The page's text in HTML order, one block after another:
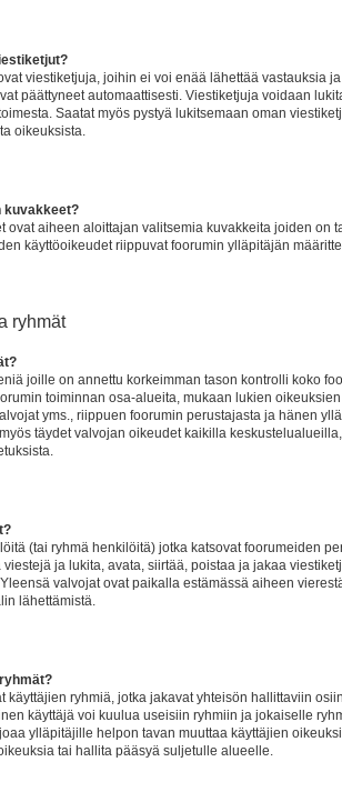
viestiketjuja, joihin ei voi enää lähettää vastauksia
päättyneet automaattisesti. Viestiketjuja voidaan
Saatat myös pystyä lukitsemaan oman
oikeuksista.
kuvakkeet?
ovat aiheen aloittajan valitsemia kuvakkeita joiden on
käyttöoikeudet riippuvat foorumin ylläpitäjän
ryhmät
joille on annettu korkeimman tason kontrolli koko
toiminnan osa-alueita, mukaan lukien
yms., riippuen foorumin perustajasta ja hänen
täydet valvojan oikeudet kaikilla
(tai ryhmä henkilöitä) jotka katsovat foorumeiden
viestejä ja lukita, avata, siirtää, poistaa ja jakaa
valvojat ovat paikalla estämässä aiheen
lähettämistä.
käyttäjien ryhmiä, jotka jakavat yhteisön hallittaviin
käyttäjä voi kuulua useisiin ryhmiin ja jokaiselle
ylläpitäjille helpon tavan muuttaa käyttäjien
tai hallita pääsyä suljetulle alueelle.